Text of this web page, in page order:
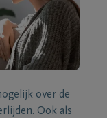
over de
Ook als